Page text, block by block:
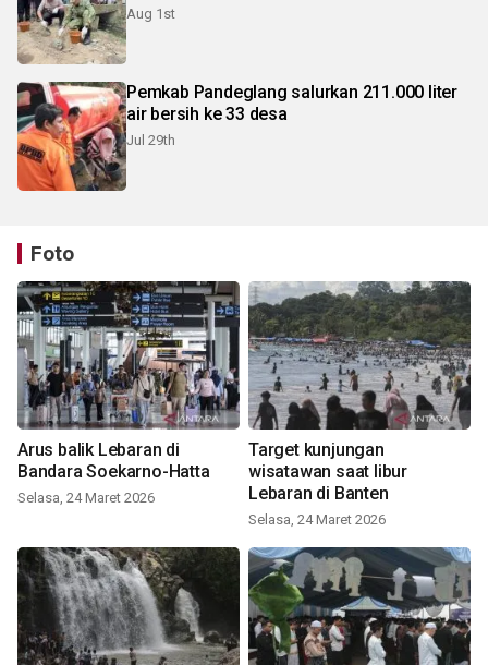
Aug 1st
Pemkab Pandeglang salurkan 211.000 liter
air bersih ke 33 desa
Jul 29th
Foto
Arus balik Lebaran di
Bandara Soekarno-Hatta
Selasa, 24 Maret 2026
Target kunjungan
wisatawan saat libur
Lebaran di Banten
Selasa, 24 Maret 2026